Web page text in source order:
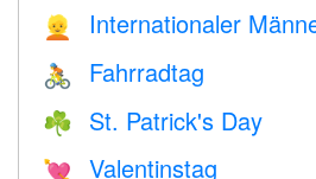
👱 Internationaler
🚴 Fahrradtag
☘️ St. Patrick's Day
💘 Valentinstag